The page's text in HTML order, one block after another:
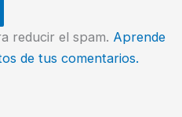
reducir el spam. Aprende
de tus comentarios.